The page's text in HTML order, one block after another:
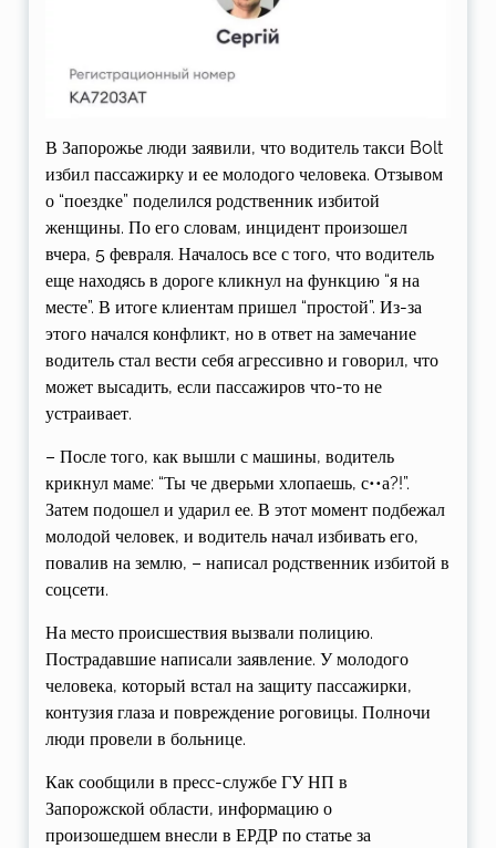
В Запорожье люди заявили, что водитель такси Bolt
избил пассажирку и ее молодого человека. Отзывом
о “поездке” поделился родственник избитой
женщины. По его словам, инцидент произошел
вчера, 5 февраля. Началось все с того, что водитель
еще находясь в дороге кликнул на функцию “я на
месте”. В итоге клиентам пришел “простой”. Из-за
этого начался конфликт, но в ответ на замечание
водитель стал вести себя агрессивно и говорил, что
может высадить, если пассажиров что-то не
устраивает.
– После того, как вышли с машины, водитель
крикнул маме: “Ты че дверьми хлопаешь, с••а?!”.
Затем подошел и ударил ее. В этот момент подбежал
молодой человек, и водитель начал избивать его,
повалив на землю, – написал родственник избитой в
соцсети.
На место происшествия вызвали полицию.
Пострадавшие написали заявление. У молодого
человека, который встал на защиту пассажирки,
контузия глаза и повреждение роговицы. Полночи
люди провели в больнице.
Как сообщили в пресс-службе ГУ НП в
Запорожской области, информацию о
произошедшем внесли в ЕРДР по статье за